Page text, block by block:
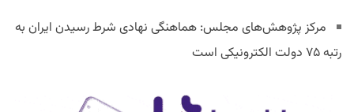
مرکز پژوهش‌های مجلس: هماهنگی نهادی شرط رسیدن ایران به
رتبه ۷۵ دولت الکترونیکی است